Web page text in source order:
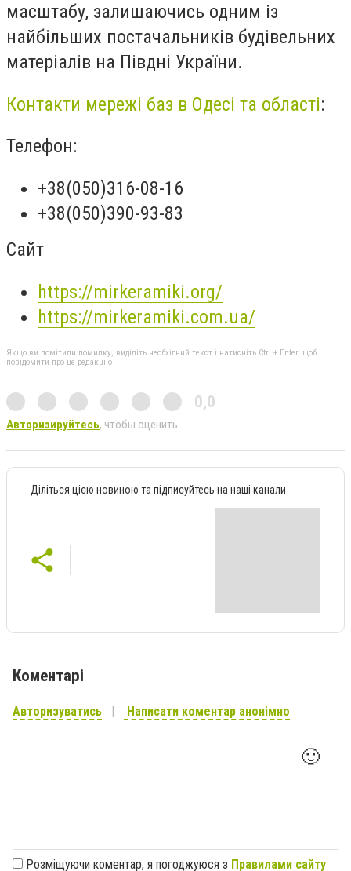
масштабу, залишаючись одним із
найбільших постачальників будівельних
матеріалів на Півдні України.
Контакти мережі баз в Одесі та області:
Телефон:
+38(050)316-08-16
+38(050)390-93-83
Сайт
https://mirkeramiki.org/
https://mirkeramiki.com.ua/
Якщо ви помітили помилку, виділіть необхідний текст і натисніть Ctrl + Enter, щоб
повідомити про це редакцію
0,0
Авторизируйтесь, чтобы оценить
Діліться цією новиною та підписуйтесь на наші канали
Коментарі
Авторизуватись Написати коментар анонімно
🙂
Розміщуючи коментар, я погоджуюся з Правилами сайту